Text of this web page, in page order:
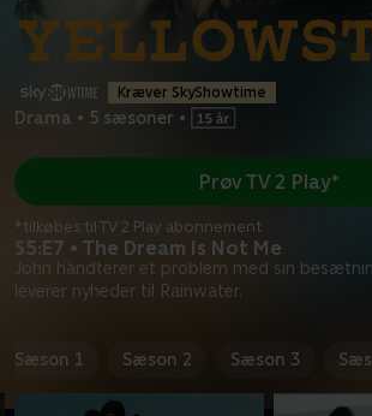
Kræver SkyShowtime
Drama • 5 sæsoner •
S5:E7 • The Dream Is Not Me
John håndterer et problem med sin
leverer nyheder til Rainwater.
Prøv TV 2 Play*
*tilkøbes til TV 2 Play abonnement
Sæson 1 Sæson 2 Sæson 3